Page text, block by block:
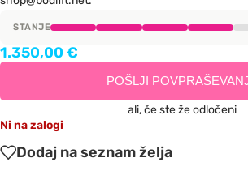
STANJE
1.350,00 €
POŠLJI
ali, če ste že odločeni
Ni na zalogi
Dodaj na seznam želja